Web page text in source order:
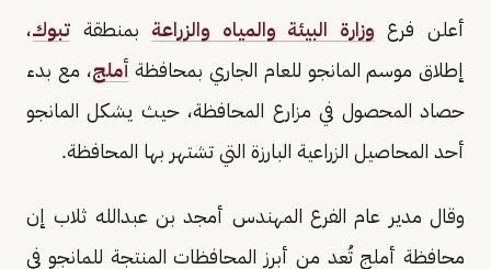
أعلن فرع وزارة البيئة والمياه والزراعة بمنطقة تبوك،
إطلاق موسم المانجو للعام الجاري بمحافظة أملج، مع بدء
حصاد المحصول في مزارع المحافظة، حيث يشكل المانجو
أحد المحاصيل الزراعية البارزة التي تشتهر بها المحافظة.
وقال مدير عام الفرع المهندس أمجد بن عبدالله ثلاب إن
محافظة أملج تُعد من أبرز المحافظات المنتجة للمانجو في